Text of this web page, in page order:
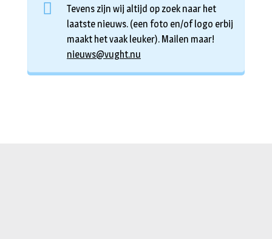
Tevens zijn wij altijd op zoek naar het
laatste nieuws. (een foto en/of logo erbij
maakt het vaak leuker). Mailen maar!
nieuws@vught.nu